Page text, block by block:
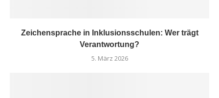
Zeichensprache in Inklusionsschulen: Wer trägt
Verantwortung?
5. März 2026